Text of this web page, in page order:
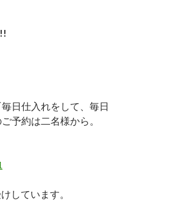
日仕入れをして、毎日
予約は二名様から。
しています。